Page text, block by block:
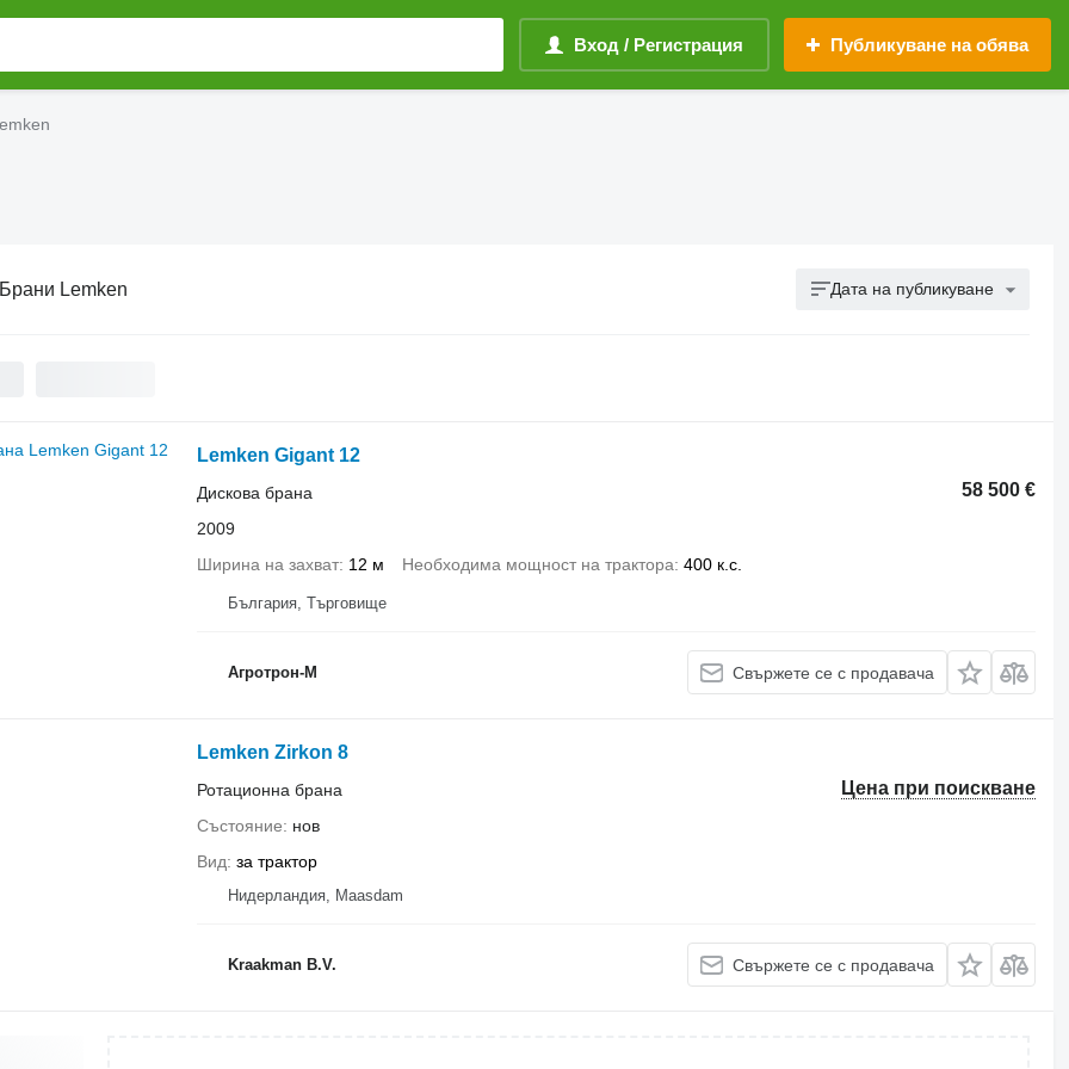
Вход / Регистрация Публикуване на обява
Брани Lemken Дата на публикуване
Lemken Gigant 12
58 500 €
Дискова брана
2009
Ширина на захват 12 м Необходима мощност на трактора 400 к.с.
България, Търговище
Агротрон-М Свържете се с продавача
Lemken Zirkon 8
Цена при поискване
Ротационна брана
Състояние
нов
Вид за трактор
Нидерландия, Maasdam
Kraakman B.V. Свържете се с продавача